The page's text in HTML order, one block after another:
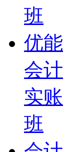
班
优能
会计
实账
班